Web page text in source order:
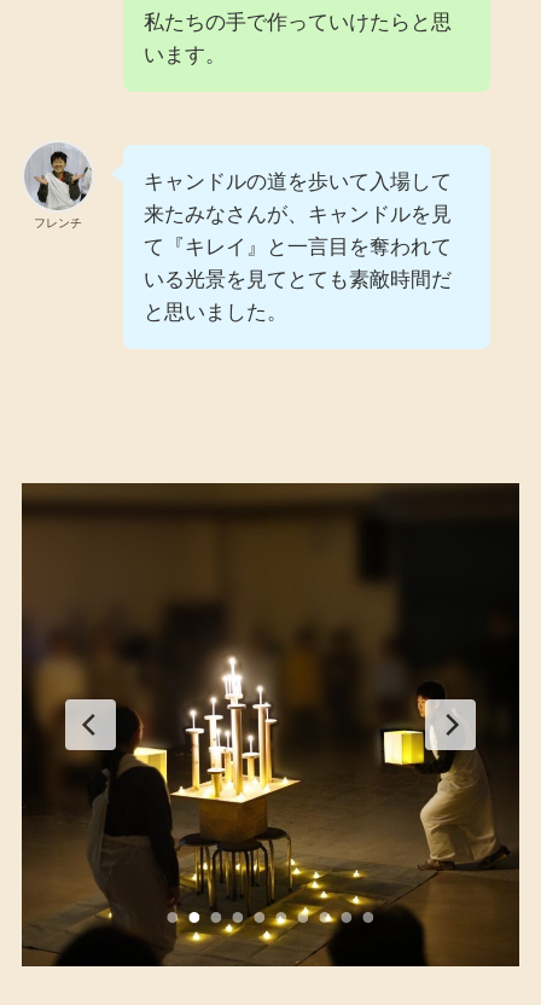
私たちの手で作っていけたらと思
います。
フレンチ
キャンドルの道を歩いて入場して
来たみなさんが、キャンドルを見
て『キレイ』と一言目を奪われて
いる光景を見てとても素敵時間だ
と思いました。